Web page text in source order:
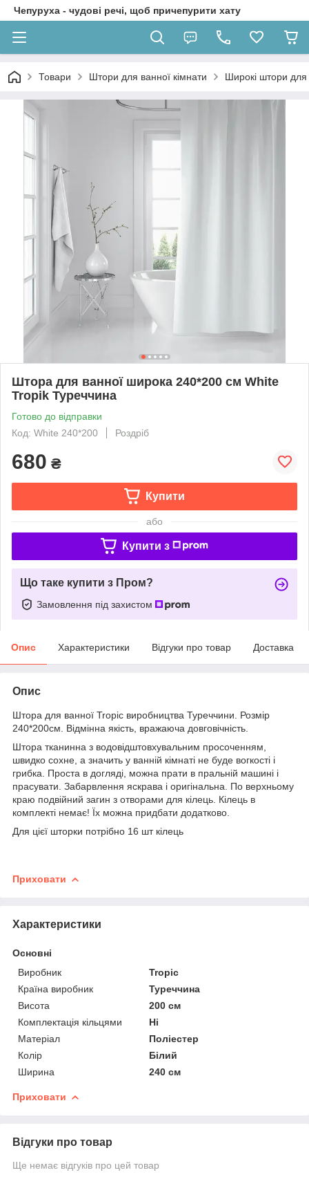
Чепуруха - чудовi речi, щоб причепурити хату
Товари Штори для ванної кімнати Широкі штори
Штора для ванної широка 240*200 см White
Tropik Туреччина
Готово до відправки
Код: White 240*200
Роздріб
680 ₴
Купити
або
Купити з
Що таке купити з Пром?
Замовлення під захистом
Опис Характеристики Відгуки про товар Доставка
Опис
Штора для ванної Tropic виробництва Туреччини. Розмір
240*200см. Відмінна якість, вражаюча довговічність.
Штора тканинна з водовідштовхувальним просоченням,
швидко сохне, а значить у ванній кімнаті не буде вогкості і
грибка. Проста в догляді, можна прати в пральній машині і
прасувати. Забарвлення яскрава і оригінальна. По верхньому
краю подвійний загин з отворами для кілець. Кілець в
комплекті немає! Їх можна придбати додатково.
Для цієї шторки потрібно 16 шт кілець
Приховати
Характеристики
Основні
Виробник
Tropic
Країна виробник
Туреччина
Висота
200 см
Комплектація кільцями
Ні
Матеріал
Поліестер
Колір
Білий
Ширина
240 см
Приховати
Відгуки про товар
Ще немає відгуків про цей товар